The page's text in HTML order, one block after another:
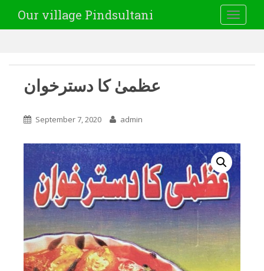
Our village Pindsultani
عظمیٰ کا دسترخوان
September 7, 2020 admin